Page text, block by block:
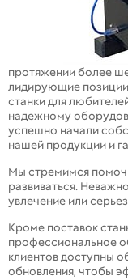
протяжении более
лидирующие
станки для
надежному
успешно начали
нашей продукции и
Мы стремимся
развиваться.
увлечение или
Кроме поставок
профессиональное
клиентов доступны
обновления, чтобы